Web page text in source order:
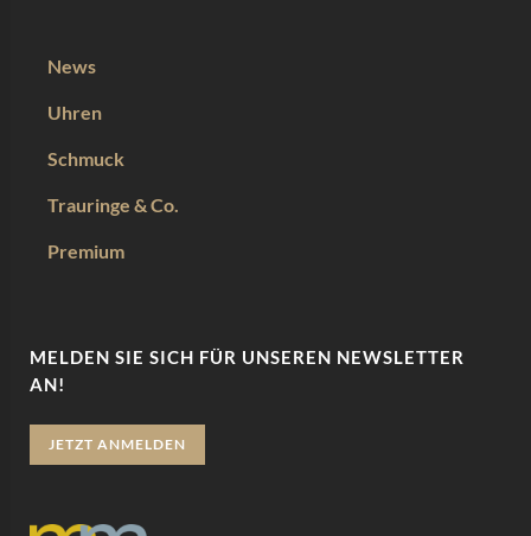
News
Uhren
Schmuck
Trauringe & Co.
Premium
MELDEN SIE SICH FÜR UNSEREN NEWSLETTER
AN!
JETZT ANMELDEN